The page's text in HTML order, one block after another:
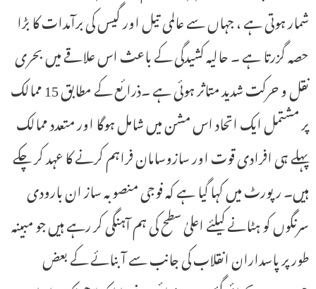
شمار ہوتی ہے ، جہاں سے عالمی تیل اور گیس کی برآمدات کا بڑا
حصہ گزرتا ہے ۔ حالیہ کشیدگی کے باعث اس علاقے میں بحری
نقل و حرکت شدید متاثر ہوئی ہے ۔ذرائع کے مطابق 15 ممالک
پر مشتمل ایک اتحاد اس مشن میں شامل ہوگا اور متعدد ممالک
پہلے ہی افرادی قوت اور سازوسامان فراہم کرنے کا عہد کر چکے
ہیں۔ رپورٹ میں کہا گیا ہے کہ فوجی منصوبہ ساز ان بارودی
سرنگوں کو ہٹانے کیلئے اعلیٰ سطح کی ہم آہنگی کر رہے ہیں جو مبینہ
طور پر پاسداران انقلاب کی جانب سے آبنائے کے بعض